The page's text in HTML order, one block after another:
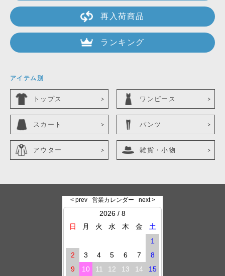
再入荷商品
ランキング
アイテム別
トップス ワンピース
スカート パンツ
アウター 雑貨・小物